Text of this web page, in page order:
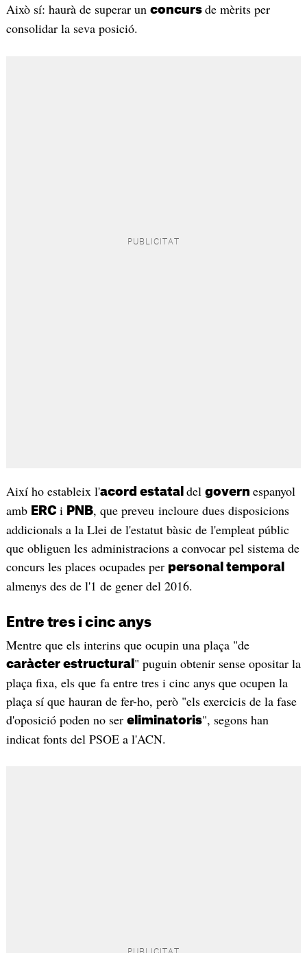
Això sí: haurà de superar un concurs de mèrits per
consolidar la seva posició.
Així ho estableix l'acord estatal del govern espanyol
amb ERC i PNB, que preveu incloure dues disposicions
addicionals a la Llei de l'estatut bàsic de l'empleat públic
que obliguen les administracions a convocar pel sistema de
concurs les places ocupades per personal temporal
almenys des de l'1 de gener del 2016.
Entre tres i cinc anys
Mentre que els interins que ocupin una plaça "de
caràcter estructural " puguin obtenir sense opositar la
plaça fixa, els que fa entre tres i cinc anys que ocupen la
plaça sí que hauran de fer-ho, però "els exercicis de la fase
d'oposició poden no ser eliminatoris", segons han
indicat fonts del PSOE a l'ACN.